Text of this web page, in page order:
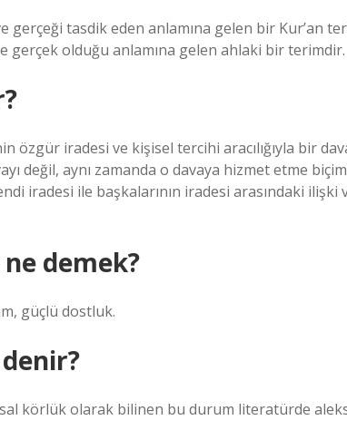
gerçeği tasdik eden anlamına gelen bir Kur’an
gerçek olduğu anlamına gelen ahlaki bir terimdir.
özgür iradesi ve kişisel tercihi aracılığıyla bir
değil, aynı zamanda o davaya hizmet etme
iradesi ile başkalarının iradesi arasındaki
demek?
güçlü dostluk.
körlük olarak bilinen bu durum literatürde